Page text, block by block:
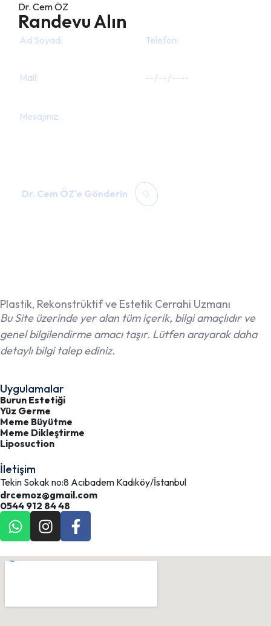
Dr. Cem ÖZ
Randevu Alın
Dr. Cem ÖZ'e Gönderin
Plastik, Rekonstrüktif ve Estetik Cerrahi Uzmanı
Bu Site üzerinde yer alan tüm içerik, bilgi amaçlıdır ve
genel bilgilendirme amacı taşır. Lütfen arayarak daha
detaylı bilgi talep ediniz.
Uygulamalar
Burun Estetiği
Yüz Germe
Meme Büyütme
Meme Dikleştirme
Liposuction
İletişim
Tekin Sokak no:8 Acıbadem Kadıköy/İstanbul
drcemoz@gmail.com
0544 912 84 48